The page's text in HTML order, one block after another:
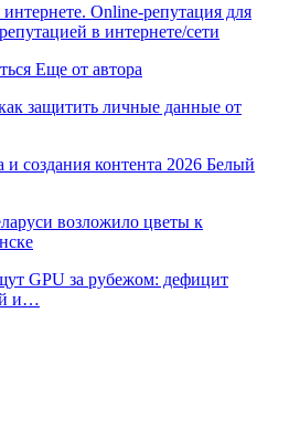
Online-репутация для
в интернете/сети
Еще от автора
защитить личные данные от
создания контента 2026 Белый
возложило цветы к
GPU за рубежом: дефицит
и…